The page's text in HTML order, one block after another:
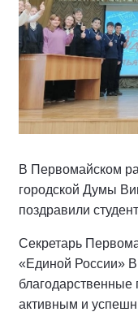
В Первомайском
городской Думы
поздравили
Секретарь
«Единой России»
активным и